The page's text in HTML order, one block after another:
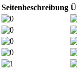
Seitenbeschreibung